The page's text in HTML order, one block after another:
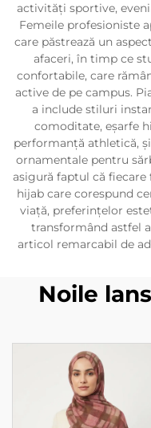
activități sportive,
Femeile profesioniste
care păstrează un
afaceri, în timp ce
confortabile, care
active de pe campus.
a include stiluri
comoditate, eșarfe
performanță athletică,
ornamentale pentru
asigură faptul că
hijab care corespund
viață, preferințelor
transformând astfel
articol remarcabil de
Noile